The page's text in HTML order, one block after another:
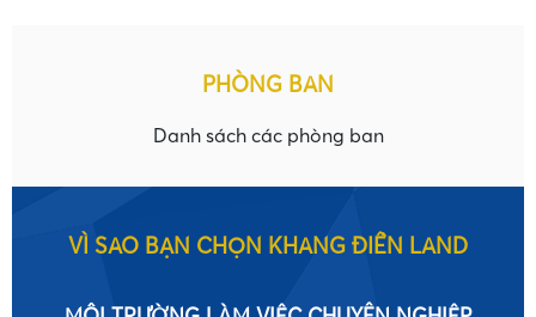
PHÒNG BAN
Danh sách các phòng ban
VÌ SAO BẠN CHỌN KHANG ĐIỀN LAND